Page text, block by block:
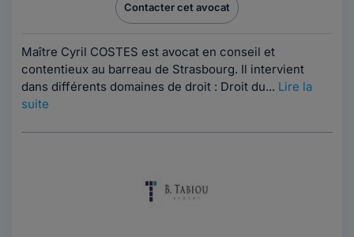
Contacter cet avocat
Maître Cyril COSTES est avocat en conseil et
contentieux au barreau de Strasbourg. Il intervient
dans différents domaines de droit : Droit du... Lire la
suite